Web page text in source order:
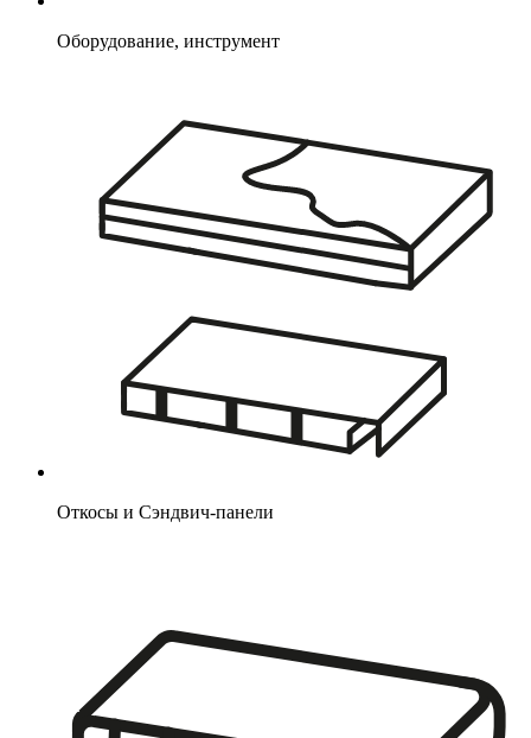
Оборудование, инструмент
Откосы и Сэндвич-панели